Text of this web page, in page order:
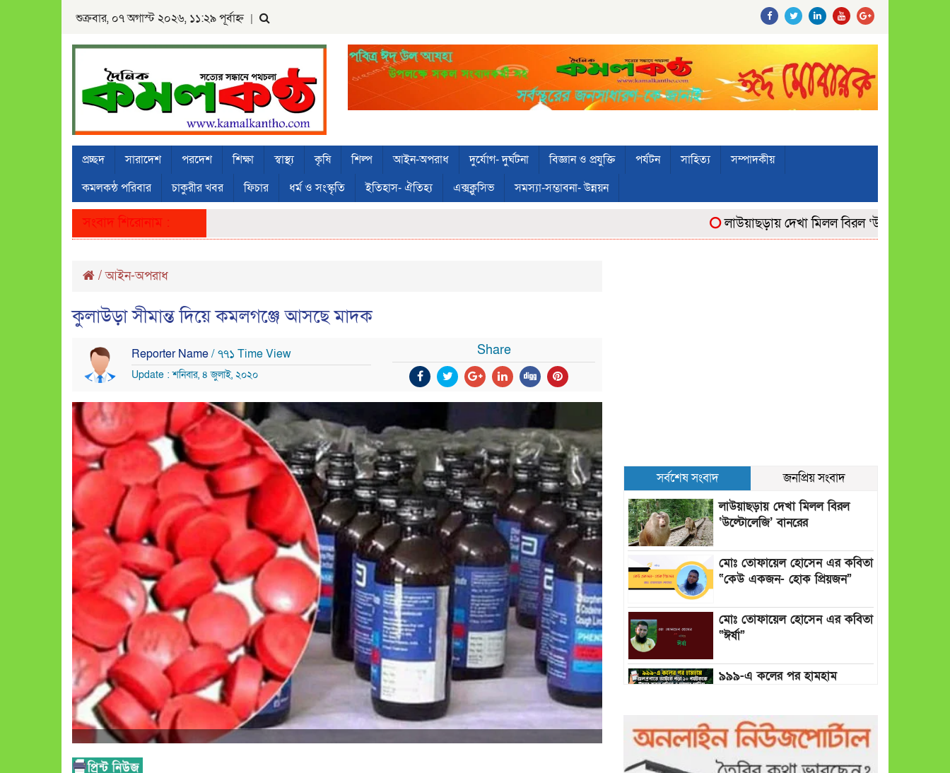
শুক্রবার, ০৭ অগাস্ট ২০২৬, ১১:২৯ পূর্বাহ্ন |
প্রচ্ছদ সারাদেশ পরদেশ শিক্ষা স্বাস্থ্য কৃষি শিল্প আইন-অপরাধ দুর্যোগ- দুর্ঘটনা বিজ্ঞান ও প্রযুক্তি পর্যটন সাহিত্য
সম্পাদকীয়
কমলকন্ঠ পরিবার
চাকুরীর খবর ফিচার ধর্ম ও সংস্কৃতি ইতিহাস- ঐতিহ্য এক্সক্লুসিভ সমস্যা-সম্ভাবনা- উন্নয়ন
সংবাদ শিরোনাম : লাউয়াছড়ায় দেখা মিলল বিরল ‘উল্টোলেজি’ বানরের
/আইন-অপরাধ
কুলাউড়া সীমান্ত দিয়ে কমলগঞ্জে আসছে মাদক
Reporter Name/ ৭৭১ Time View
Update : শনিবার, ৪ জুলাই, ২০২০
Share
সর্বশেষ সংবাদ
জনপ্রিয় সংবাদ
লাউয়াছড়ায় দেখা মিলল বিরল
‘উল্টোলেজি’ বানরের
মোঃ তোফায়েল হোসেন এর কবিতা
“কেউ একজন- হোক প্রিয়জন”
মোঃ তোফায়েল হোসেন এর কবিতা
“ঈর্ষা”
৯৯৯-এ কলের পর হামহাম
ফায়ার সার্ভিস
গাছ না কেটে আমাদের পুড়িয়ে
মারলে ভালো হতো’: বন বিভাগের